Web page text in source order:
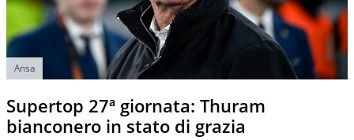
Ansa
Supertop 27ª giornata: Thuram
bianconero in stato di grazia